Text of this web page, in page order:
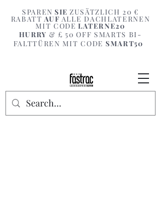
SPAREN SIE ZUSÄTZLICH 20 €
RABATT AUF ALLE DACHLATERNEN
MIT CODE LATERNE20
HURRY & £ 50 OFF SMARTS BI-
FALTTÜREN MIT CODE SMART50